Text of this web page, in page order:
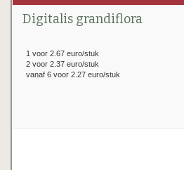
Digitalis grandiflora
1 voor 2.67 euro/stuk
2 voor 2.37 euro/stuk
vanaf 6 voor 2.27 euro/stuk